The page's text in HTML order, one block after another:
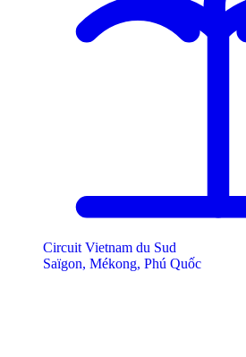
Circuit Vietnam du Sud
Saïgon, Mékong, Phú Quốc